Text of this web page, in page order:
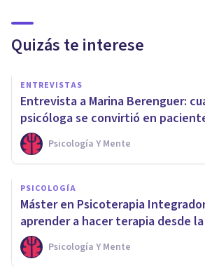
Quizás te interese
ENTREVISTAS
Entrevista a Marina Berenguer:
psicóloga se convirtió en
Psicología Y Mente
PSICOLOGÍA
Máster en Psicoterapia
aprender a hacer terapia desde
Psicología Y Mente